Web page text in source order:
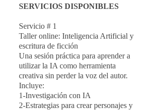
SERVICIOS DISPONIBLES
Servicio # 1
Taller online: Inteligencia Artificial y
escritura de ficción
Una sesión práctica para aprender a
utilizar la IA como herramienta
creativa sin perder la voz del autor.
Incluye:
1-Investigación con IA
2-Estrategias para crear personajes y